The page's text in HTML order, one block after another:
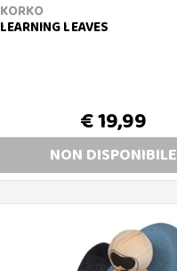
KORKO
LEARNING LEAVES
€ 19,99
NON DISPONIBILE